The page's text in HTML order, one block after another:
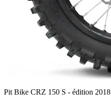
Pit Bike CRZ 150 S - édition 2018